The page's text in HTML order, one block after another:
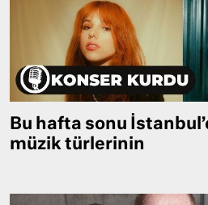
Bu hafta sonu
müzik türlerinin